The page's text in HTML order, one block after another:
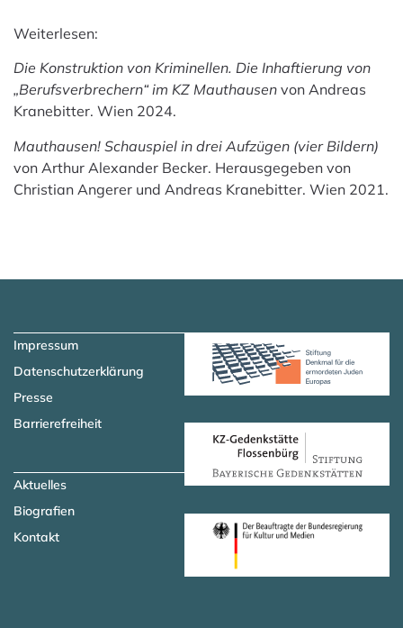
Weiterlesen:
Die Konstruktion von Kriminellen. Die Inhaftierung von
„Berufsverbrechern“ im KZ Mauthausen von Andreas
Kranebitter. Wien 2024.
Mauthausen! Schauspiel in drei Aufzügen (vier Bildern)
von Arthur Alexander Becker. Herausgegeben von
Christian Angerer und Andreas Kranebitter. Wien 2021.
Impressum
Datenschutzerklärung
Presse
Barrierefreiheit
Aktuelles
Biografien
Kontakt